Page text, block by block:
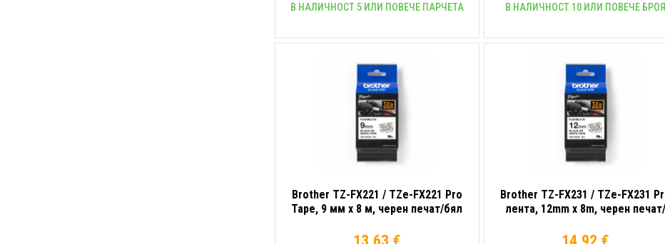
В НАЛИЧНОСТ 5 ИЛИ ПОВЕЧЕ ПАРЧЕТА В НАЛИЧНОСТ 10 ИЛИ ПОВЕЧЕ БРОЯ
Brother TZ-FX221 / TZe-FX221 Pro
Tape, 9 мм x 8 м, черен печат/бял
Brother TZ-FX231 / TZe-FX231
лента, 12mm x 8m, черен печат/